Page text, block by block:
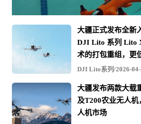
大疆正式发布全新
DJI Lito 系列 Lito
术的打包重组，更
DJI Lito系列/2026-04-
大疆发布两款大载
及T200农业无人
人机市场